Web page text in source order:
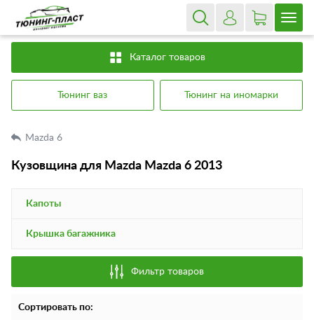
Каталог товаров
Тюнинг ваз Тюнинг на иномарки
Mazda 6
Кузовщина для Mazda Mazda 6 2013
Капоты
Крышка багажника
Фильтр товаров
Сортировать по: